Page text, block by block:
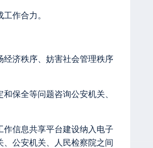
作合力。
经济秩序、妨害社会管理秩序
保全等问题咨询公安机关、
信息共享平台建设纳入电子
公安机关、人民检察院之间